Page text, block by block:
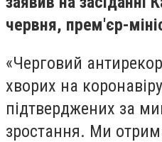
червня, прем'єр-
«Черговий
хворих на
підтверджених за
зростання. Ми